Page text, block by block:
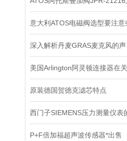
原装德国贺德克滤芯特点
P+F倍加福超声波传感器*出售